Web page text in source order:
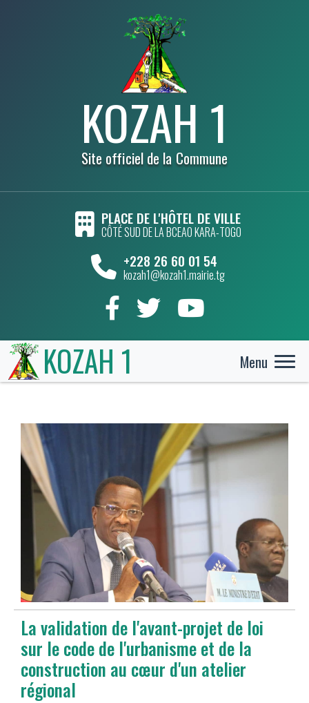
KOZAH 1
Site officiel de la Commune
PLACE DE L'HÔTEL DE VILLE
CÔTÉ SUD DE LA BCEAO KARA-TOGO
+228 26 60 01 54
kozah1@kozah1.mairie.tg
Menu
KOZAH 1
La validation de l'avant-projet de loi
sur le code de l'urbanisme et de la
construction au cœur d'un atelier
régional